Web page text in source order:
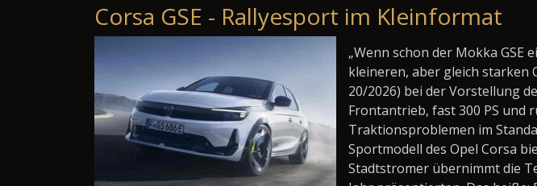
Corsa GSE - Rallyesport im Kleinformat
„Wenn schon der Mokka GSE
kleineren, aber gleich starken
20/2026) bei der Vorstellung
Frontantrieb, fast 300 PS und
Traktionsproblemen im
Sportmodell des Opel Corsa
Stadtstromer übernimmt die